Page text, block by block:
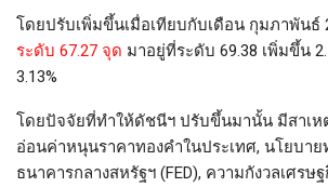
โดยปรับเพิ่มขึ้นเมื่อเทียบกับเดือน กุมภาพันธ์
ระดับ 67.27 จุด มาอยู่ที่ระดับ 69.38 เพิ่มขึ้น
3.13%
โดยปัจจัยที่ทำให้ดัชนีฯ ปรับขึ้นมานั้น มีสาเห
อ่อนค่าหนุนราคาทองคำในประเทศ, นโยบาย
ธนาคารกลางสหรัฐฯ (FED), ความกังวลเศร